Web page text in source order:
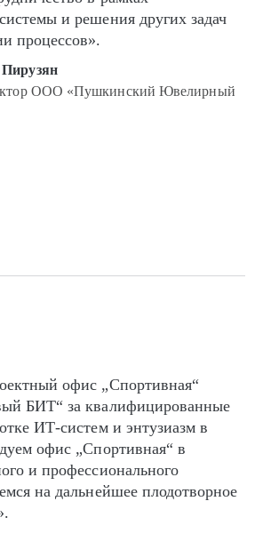
и решения других задач
процессов».
ООО «Пушкинский Ювелирный
офис „Спортивная“
БИТ“ за квалифицированные
ИТ-систем и энтузиазм в
офис „Спортивная“ в
и профессионального
на дальнейшее плодотворное